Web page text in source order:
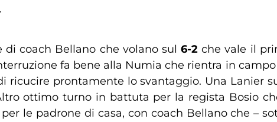
.
di coach Bellano che volano sul6-2 che vale il
fa bene alla Numia che rientra in
ricucire prontamente lo svantaggio. Una Lanier
ottimo turno in battuta per la regista Bosio
le padrone di casa, con coach Bellano che –